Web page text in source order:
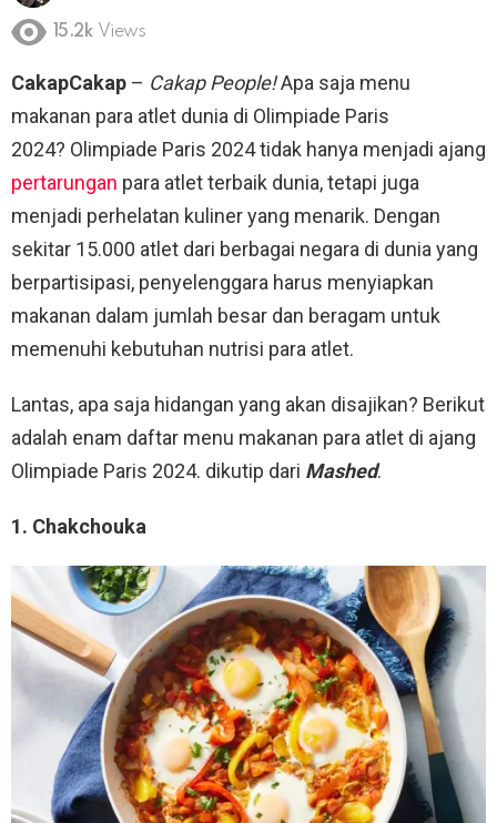
15.2k Views
CakapCakap – Cakap People!Apa saja menu
makanan para atlet dunia di Olimpiade Paris
2024? Olimpiade Paris 2024 tidak hanya menjadi ajang
pertarungan para atlet terbaik dunia, tetapi juga
menjadi perhelatan kuliner yang menarik. Dengan
sekitar 15.000 atlet dari berbagai negara di dunia yang
berpartisipasi, penyelenggara harus menyiapkan
makanan dalam jumlah besar dan beragam untuk
memenuhi kebutuhan nutrisi para atlet.
Lantas, apa saja hidangan yang akan disajikan? Berikut
adalah enam daftar menu makanan para atlet di ajang
Olimpiade Paris 2024. dikutip dari Mashed.
1. Chakchouka